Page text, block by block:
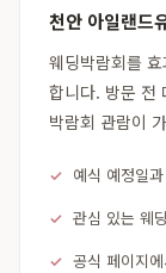
천안 아일랜드
웨딩박람회를
합니다. 방문 전
박람회 관람이
예식 예정일
관심 있는 웨
공식 페이지